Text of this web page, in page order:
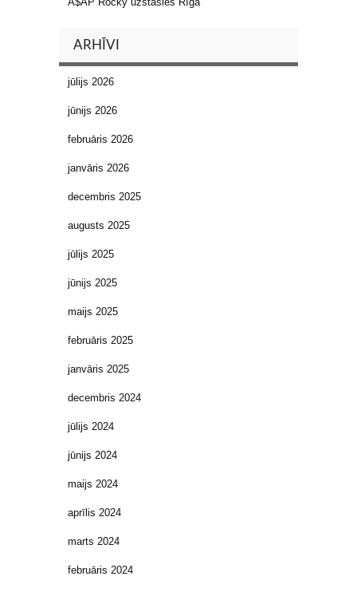
ARHĪVI
jūlijs 2026
jūnijs 2026
februāris 2026
janvāris 2026
decembris 2025
augusts 2025
jūlijs 2025
jūnijs 2025
maijs 2025
februāris 2025
janvāris 2025
decembris 2024
jūlijs 2024
jūnijs 2024
maijs 2024
aprīlis 2024
marts 2024
februāris 2024